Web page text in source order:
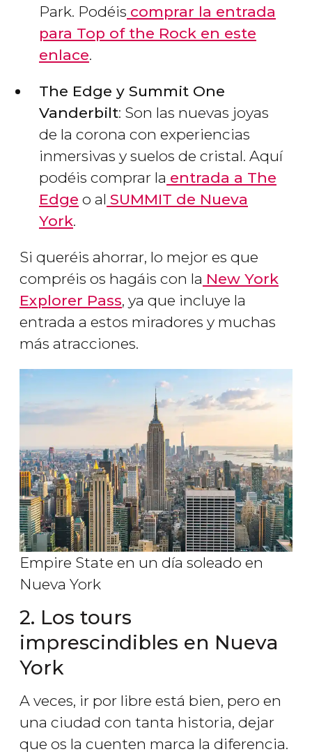
Park. Podéis comprar la entrada
para Top of the Rock en este
enlace.
The Edge y Summit One
Vanderbilt: Son las nuevas joyas
de la corona con experiencias
inmersivas y suelos de cristal. Aquí
podéis comprar la entrada a The
Edge o al SUMMIT de Nueva
York.
Si queréis ahorrar, lo mejor es que
compréis os hagáis con la New York
Explorer Pass, ya que incluye la
entrada a estos miradores y muchas
más atracciones.
Empire State en un día soleado en
Nueva York
2. Los tours
imprescindibles en Nueva
York
A veces, ir por libre está bien, pero en
una ciudad con tanta historia, dejar
que os la cuenten marca la diferencia.